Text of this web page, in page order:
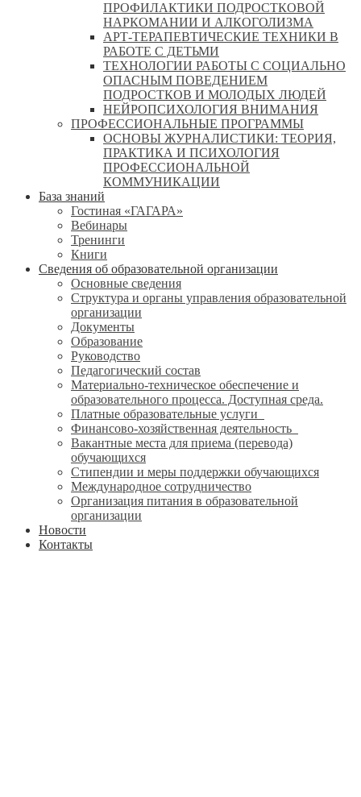
ПРОФИЛАКТИКИ ПОДРОСТКОВОЙ
НАРКОМАНИИ И АЛКОГОЛИЗМА
АРТ-ТЕРАПЕВТИЧЕСКИЕ ТЕХНИКИ В
РАБОТЕ С ДЕТЬМИ
ТЕХНОЛОГИИ РАБОТЫ С СОЦИАЛЬНО
ОПАСНЫМ ПОВЕДЕНИЕМ
ПОДРОСТКОВ И МОЛОДЫХ ЛЮДЕЙ
НЕЙРОПСИХОЛОГИЯ ВНИМАНИЯ
ПРОФЕССИОНАЛЬНЫЕ ПРОГРАММЫ
ОСНОВЫ ЖУРНАЛИСТИКИ: ТЕОРИЯ,
ПРАКТИКА И ПСИХОЛОГИЯ
ПРОФЕССИОНАЛЬНОЙ
КОММУНИКАЦИИ
База знаний
Гостиная «ГАГАРА»
Вебинары
Тренинги
Книги
Сведения об образовательной организации
Основные сведения
Структура и органы управления образовательной
организации
Документы
Образование
Руководство
Педагогический состав
Материально-техническое обеспечение и
образовательного процесса. Доступная среда.
Платные образовательные услуги
Финансово-хозяйственная деятельность
Вакантные места для приема (перевода)
обучающихся
Стипендии и меры поддержки обучающихся
Международное сотрудничество
Организация питания в образовательной
организации
Новости
Контакты